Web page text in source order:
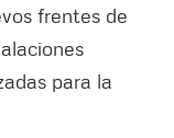
frentes de
para la